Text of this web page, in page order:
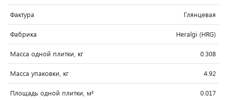
Фактура Глянцевая
Фабрика Heralgi (HRG)
Масса одной плитки, кг 0.308
Масса упаковки, кг 4.92
Площадь одной плитки, м² 0.017